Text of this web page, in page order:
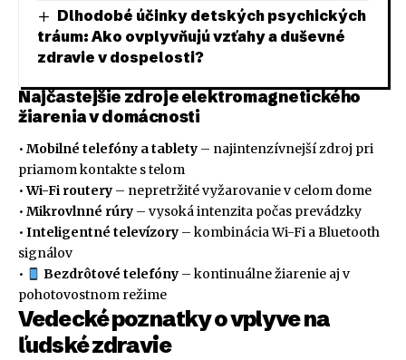
Dlhodobé účinky detských psychických
tráum: Ako ovplyvňujú vzťahy a duševné
zdravie v dospelosti?
Najčastejšie zdroje elektromagnetického
žiarenia v domácnosti
• Mobilné telefóny a tablety – najintenzívnejší zdroj pri
priamom kontakte s telom
•Wi-Fi routery – nepretržité vyžarovanie v celom dome
• Mikrovlnné rúry – vysoká intenzita počas prevádzky
• Inteligentné televízory – kombinácia Wi-Fi a Bluetooth
signálov
•
Bezdrôtové telefóny– kontinuálne žiarenie aj v
pohotovostnom režime
Vedecké poznatky o vplyve na
ľudské zdravie